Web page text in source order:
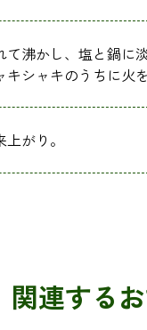
沸かし、塩と鍋に
シャキのうちに火
がり。
関連する